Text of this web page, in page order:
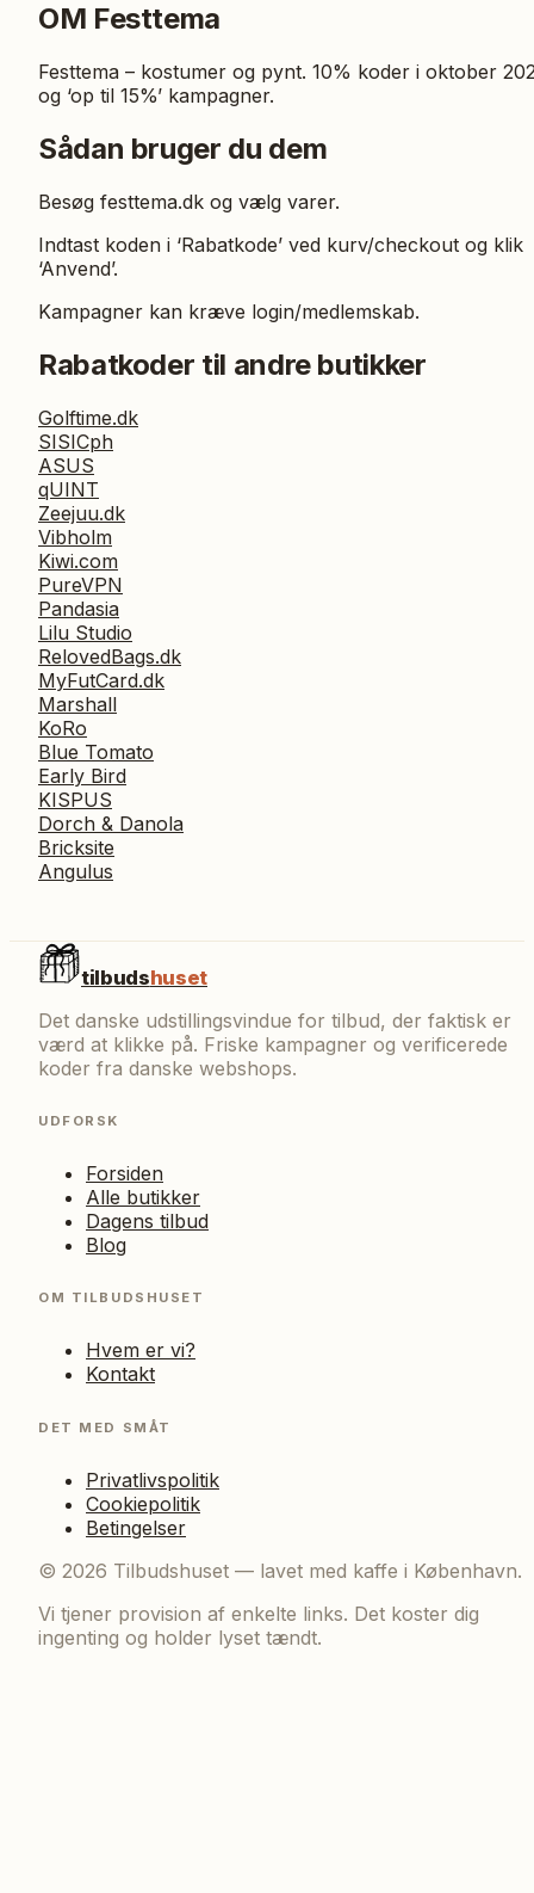
OM Festtema
Festtema – kostumer og pynt. 10% koder i oktober
og ‘op til 15%’ kampagner.
Sådan bruger du dem
Besøg festtema.dk og vælg varer.
Indtast koden i ‘Rabatkode’ ved kurv/checkout og klik
‘Anvend’.
Kampagner kan kræve login/medlemskab.
Rabatkoder til andre butikker
Golftime.dk
SISICph
ASUS
qUINT
Zeejuu.dk
Vibholm
Kiwi.com
PureVPN
Pandasia
Lilu Studio
RelovedBags.dk
MyFutCard.dk
Marshall
KoRo
Blue Tomato
Early Bird
KISPUS
Dorch & Danola
Bricksite
Angulus
tilbudshuset
Det danske udstillingsvindue for tilbud, der faktisk er
værd at klikke på. Friske kampagner og verificerede
koder fra danske webshops.
UDFORSK
Forsiden
Alle butikker
Dagens tilbud
Blog
OM TILBUDSHUSET
Hvem er vi?
Kontakt
DET MED SMÅT
Privatlivspolitik
Cookiepolitik
Betingelser
© 2026 Tilbudshuset — lavet med kaffe i København.
Vi tjener provision af enkelte links. Det koster dig
ingenting og holder lyset tændt.